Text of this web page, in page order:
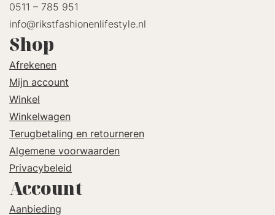
0511 – 785 951
info@rikstfashionenlifestyle.nl
Shop
Afrekenen
Mijn account
Winkel
Winkelwagen
Terugbetaling en retourneren
Algemene voorwaarden
Privacybeleid
Account
Aanbieding